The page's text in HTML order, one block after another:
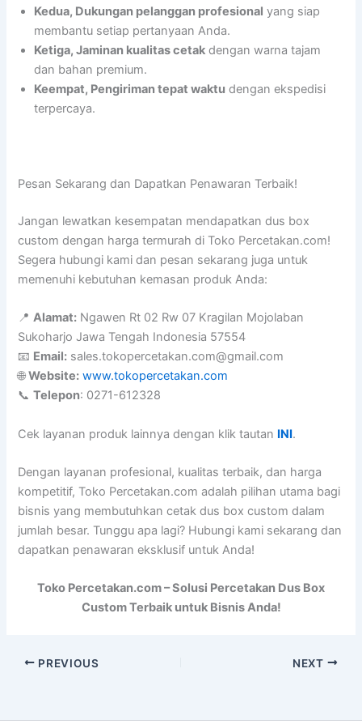
Kedua, Dukungan pelanggan profesional yang siap
membantu setiap pertanyaan Anda.
Ketiga, Jaminan kualitas cetak dengan warna tajam
dan bahan premium.
Keempat, Pengiriman tepat waktu dengan ekspedisi
terpercaya.
Pesan Sekarang dan Dapatkan Penawaran Terbaik!
Jangan lewatkan kesempatan mendapatkan dus box
custom dengan harga termurah di Toko Percetakan.com!
Segera hubungi kami dan pesan sekarang juga untuk
memenuhi kebutuhan kemasan produk Anda:
📍Alamat: Ngawen Rt 02 Rw 07 Kragilan Mojolaban
Sukoharjo Jawa Tengah Indonesia 57554
📧 Email: sales.tokopercetakan.com@gmail.com
🌐Website: www.tokopercetakan.com
📞Telepon: 0271-612328
Cek layanan produk lainnya dengan klik tautan INI.
Dengan layanan profesional, kualitas terbaik, dan harga
kompetitif, Toko Percetakan.com adalah pilihan utama bagi
bisnis yang membutuhkan cetak dus box custom dalam
jumlah besar. Tunggu apa lagi? Hubungi kami sekarang dan
dapatkan penawaran eksklusif untuk Anda!
Toko Percetakan.com – Solusi Percetakan Dus Box
Custom Terbaik untuk Bisnis Anda!
PREVIOUS NEXT